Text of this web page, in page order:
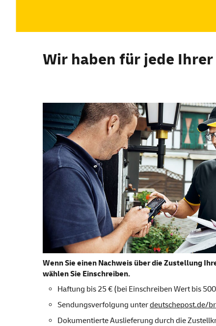
Wir haben für jede
Wenn Sie einen Nachweis über die Zustellung
wählen Sie Einschreiben.
Haftung bis 25 € (bei Einschreiben Wert bis
Sendungsverfolgung unterdeutschepost.de/
Dokumentierte Auslieferung durch die